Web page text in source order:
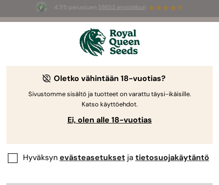
4.7/5 perustuen 58653 arvosteluun
Summer Sales: jopa –50 %
valikoiduista tuotteista! ⏤
Oletko vähintään 18-vuotias?
Sivustomme sisältö ja tuotteet on varattu täysi-ikäisille.
Katso käyttöehdot.
Ei, olen alle 18-vuotias
Hyväksynevästeasetuksetja tietosuojakäytäntö